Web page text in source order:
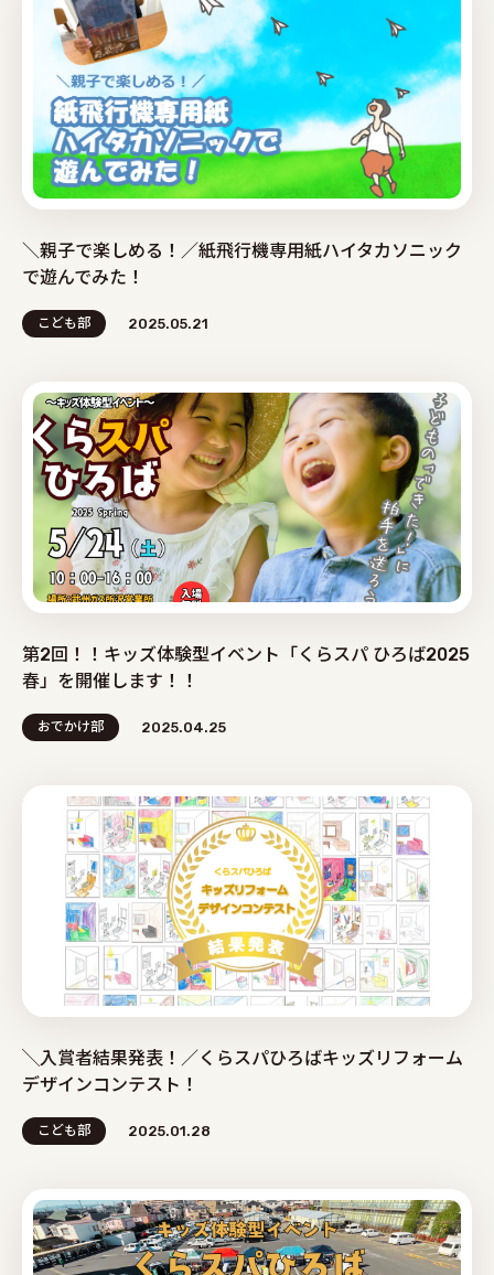
＼親子で楽しめる！／紙飛行機専用紙ハイタカソニック
で遊んでみた！
こども部 2025.05.21
第2回！！キッズ体験型イベント「くらスパ ひろば2025
春」を開催します！！
おでかけ部 2025.04.25
╲入賞者結果発表！／くらスパひろばキッズリフォーム
デザインコンテスト！
こども部 2025.01.28